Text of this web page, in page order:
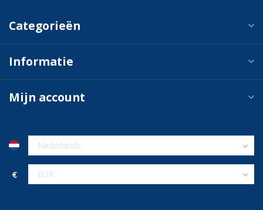
Categorieën
Informatie
Mijn account
€